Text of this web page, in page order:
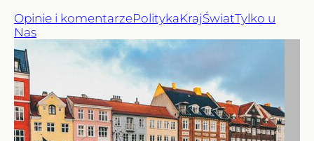
Opinie i komentarzePolitykaKrajŚwiatTylko u
Nas